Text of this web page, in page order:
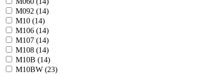
M092 (14)
M10 (14)
M106 (14)
M107 (14)
M108 (14)
M10B (14)
M10BW (23)